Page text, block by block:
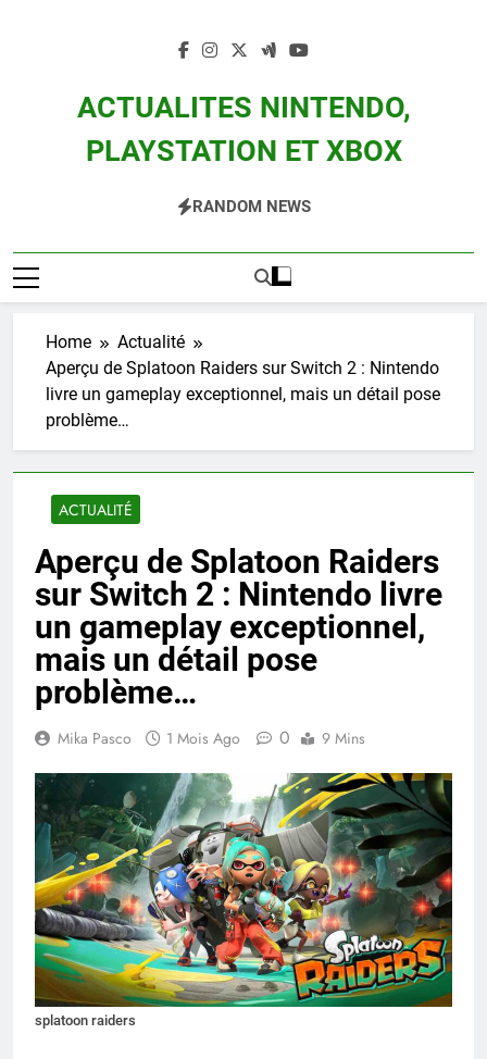
ACTUALITES NINTENDO,
PLAYSTATION ET XBOX
Zelda, Splatoon, Pokemon Entre Autres
RANDOM NEWS
Home
Actualité
Aperçu de Splatoon Raiders sur Switch 2 : Nintendo
livre un gameplay exceptionnel, mais un détail pose
problème…
ACTUALITÉ
Aperçu de Splatoon Raiders
sur Switch 2 : Nintendo livre
un gameplay exceptionnel,
mais un détail pose
problème…
Mika Pasco 1 Mois Ago 0 9 Mins
splatoon raiders